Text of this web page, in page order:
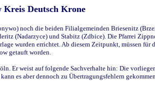
Kreis Deutsch Krone
noch die beiden Filialgemeinden Briesenitz
(Nadarzyce) und Stabitz (Zdbice). Die Pfarrei
wurden errichtet. Ab diesem Zeitpunkt, müssen
getauft worden.
Er weist auf folgende Sachverhalte hin: Die
es aber dennoch zu Übertragungsfehlern